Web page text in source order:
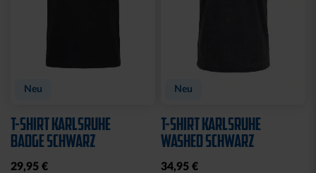
Neu
T-SHIRT KARLSRUHE
BADGE SCHWARZ
29,95 €
Neu
T-SHIRT KARLSRUHE
WASHED SCHWARZ
34,95 €